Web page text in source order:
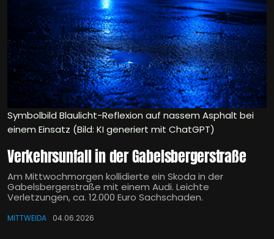
Symbolbild Blaulicht-Reflexion auf nassem Asphalt bei
einem Einsatz (Bild: KI generiert mit ChatGPT)
Verkehrsunfall in der Gabelsbergerstraße
Am Mittwochmorgen kollidierte ein Skoda in der
Gabelsbergerstraße mit einem Audi. Leichte
Verletzungen, ca. 12.000 Euro Sachschaden.
MITTWEIDA 04.06.2026